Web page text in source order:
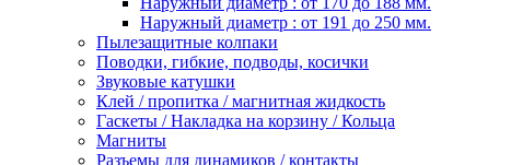
Наружный диаметр : от 191 до 250 мм.
Пылезащитные колпаки
Поводки, гибкие, подводы, косички
Звуковые катушки
Клей / пропитка / магнитная жидкость
Гаскеты / Накладка на корзину / Кольца
Магниты
Разъемы для динамиков / контакты